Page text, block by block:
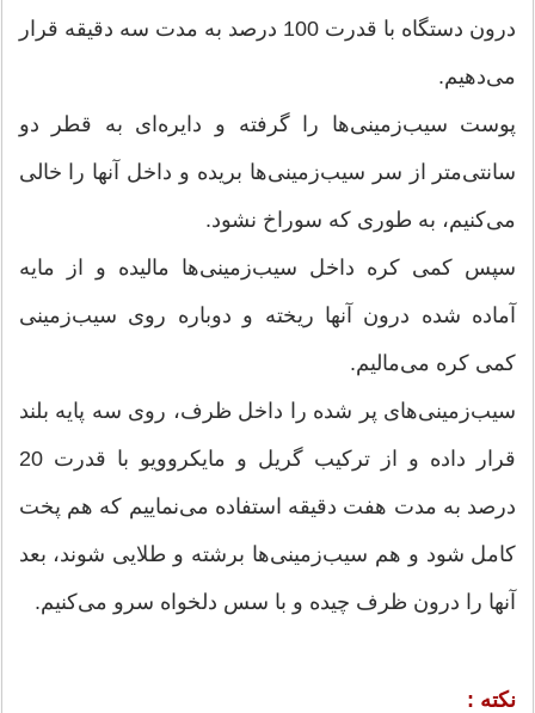
درون دستگاه با قدرت 100 درصد به مدت سه دقیقه قرار
می‌دهیم.
پوست سیب‌زمینی‌ها را گرفته و دایره‌ای به قطر دو
سانتی‌متر از سر سیب‌زمینی‌ها بریده و داخل آنها را خالی
می‌كنیم، به طوری كه سوراخ نشود.
سپس كمی كره داخل سیب‌زمینی‌ها مالیده و از مایه
آماده شده درون آنها ریخته و دوباره روی سیب‌زمینی
كمی كره می‌مالیم.
سیب‌زمینی‌های پر شده را داخل ظرف، روی سه پایه بلند
قرار داده و از تركیب گریل و مایكروویو با قدرت 20
درصد به مدت هفت دقیقه استفاده می‌‌نماییم كه هم پخت
كامل شود و هم سیب‌زمینی‌ها برشته و طلایی شوند، بعد
آنها را درون ظرف چیده و با سس دلخواه سرو می‌كنیم.
نكته :